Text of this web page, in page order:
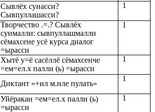
Сывлёх сунасси?
Сывпуллашасси?
1
Творчество .=.? Сывлёх
сунмалли: сывпуллашмалли
сёмахсене усё курса диалог
=ырасси
1
Хытё у=ё сасёллё сёмахсенче
=ем=ел.х палли (ь) =ырасси
1
Диктант «+ил м.нле пулать»
1
Уйёракан =ем=ел.х палли (ь)
=ырасси
1